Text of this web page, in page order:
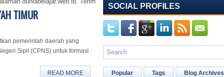
TIMUR
pemerintah daerah yang
Sipil (CPNS) untuk formasi
READ MORE
SOCIAL PROFILES
Popular Tags Blog Archives